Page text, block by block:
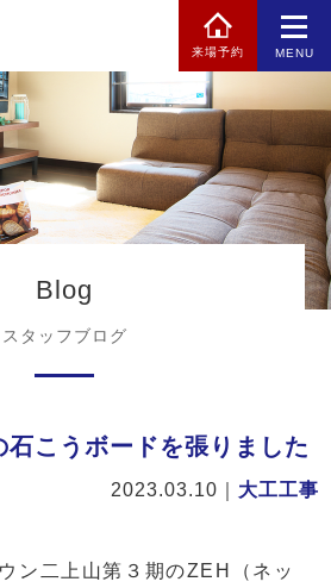
来場予約 MENU
Blog
スタッフブログ
石こうボードを張りました
2023.03.10 大工工事
ン二上山第３期のZEH（ネッ